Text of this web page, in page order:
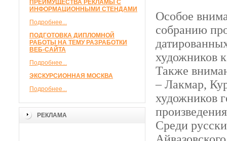
ПРЕИМУЩЕСТВА РЕКЛАМЫ С
ИНФОРМАЦИОННЫМИ СТЕНДАМИ
Подробнее...
ПОДГОТОВКА ДИПЛОМНОЙ
РАБОТЫ НА ТЕМУ РАЗРАБОТКИ
ВЕБ-САЙТА
Подробнее...
ЭКСКУРСИОННАЯ МОСКВА
Подробнее...
РЕКЛАМА
Особое
собранию
художников
Также
– Лакмар,
художников
Среди